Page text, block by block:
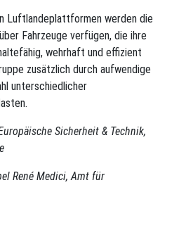
Luftlandeplattformen werden die
Fahrzeuge verfügen, die ihre
wehrhaft und effizient
zusätzlich durch aufwendige
unterschiedlicher
Sicherheit & Technik,
René Medici, Amt für